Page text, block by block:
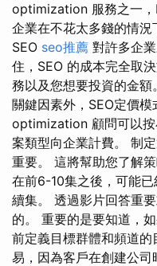
optimization 服務之一
企業在不花太多錢的情
SEO seo推薦 對許多企
住，SEO 的成本完全取
務以及您想要投資的金
關鍵因素外，SEO定價
optimization 顧問可以按
案類型向企業計費。 制
重要。 這將幫助您了解
在前6-10集之後，可能
續集。 透過影片回答重
的。 重要的是要知道，
前定義目標群體和頻道
易，因為客戶在創建公司